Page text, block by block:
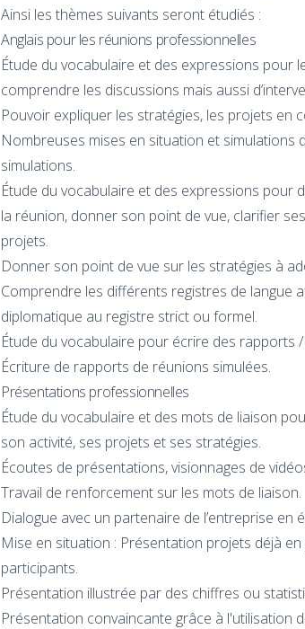
Ainsi les thèmes suivants seront étudiés :
Anglais pour les réunions professionnelles
Étude du vocabulaire et des expressions pour
comprendre les discussions mais aussi
Pouvoir expliquer les stratégies, les projets en
Nombreuses mises en situation et
simulations.
Étude du vocabulaire et des expressions pour
la réunion, donner son point de vue, clarifier
projets.
Donner son point de vue sur les stratégies à
Comprendre les différents registres de langue
diplomatique au registre strict ou formel.
Étude du vocabulaire pour écrire des
Écriture de rapports de réunions simulées.
Présentations professionnelles
Étude du vocabulaire et des mots de liaison
son activité, ses projets et ses stratégies.
Écoutes de présentations, visionnages de
Travail de renforcement sur les mots de liaison.
Dialogue avec un partenaire de l’entreprise
Mise en situation : Présentation projets déjà
participants.
Présentation illustrée par des chiffres ou
Présentation convaincante grâce à l'utilisation